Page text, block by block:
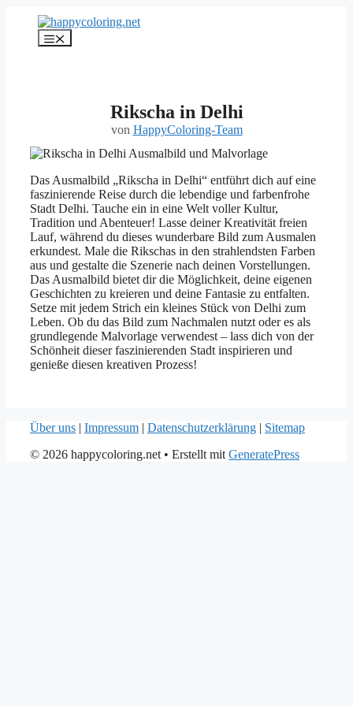
springen
Menü
Rikscha in Delhi
von HappyColoring-Team
Das Ausmalbild „Rikscha in Delhi“ entführt dich auf eine
faszinierende Reise durch die lebendige und farbenfrohe
Stadt Delhi. Tauche ein in eine Welt voller Kultur,
Tradition und Abenteuer! Lasse deiner Kreativität freien
Lauf, während du dieses wunderbare Bild zum Ausmalen
erkundest. Male die Rikschas in den strahlendsten Farben
aus und gestalte die Szenerie nach deinen Vorstellungen.
Das Ausmalbild bietet dir die Möglichkeit, deine eigenen
Geschichten zu kreieren und deine Fantasie zu entfalten.
Setze mit jedem Strich ein kleines Stück von Delhi zum
Leben. Ob du das Bild zum Nachmalen nutzt oder es als
grundlegende Malvorlage verwendest – lass dich von der
Schönheit dieser faszinierenden Stadt inspirieren und
genieße diesen kreativen Prozess!
Über uns | Impressum | Datenschutzerklärung | Sitemap
© 2026 happycoloring.net • Erstellt mit GeneratePress